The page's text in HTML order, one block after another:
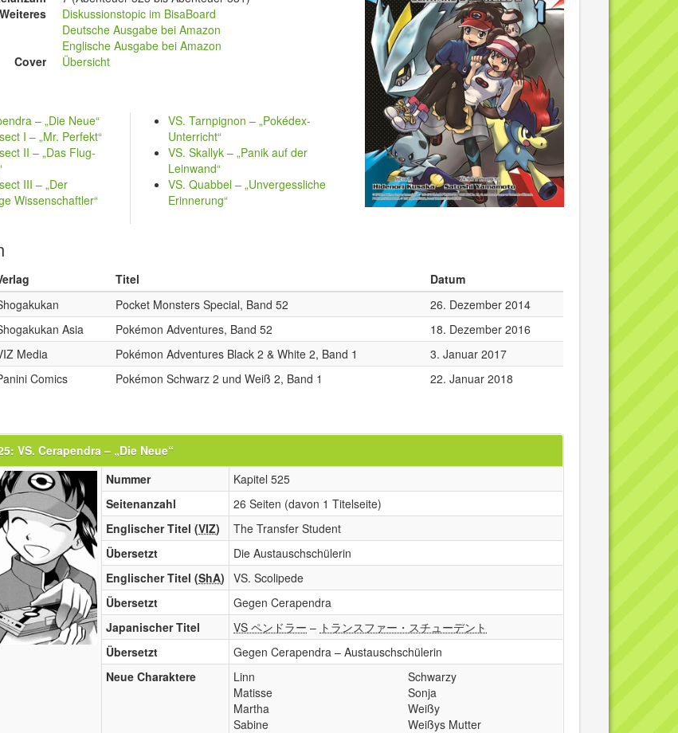
Weiteres
Diskussionstopic im BisaBoard
Deutsche Ausgabe bei Amazon
Englische Ausgabe bei Amazon
Cover
Übersicht
– „Die Neue“
I – „Mr. Perfekt“
II – „Das Flug-
III – „Der
Wissenschaftler“
VS. Tarnpignon – „Pokédex-
Unterricht“
VS. Skallyk – „Panik auf der
Leinwand“
VS. Quabbel – „Unvergessliche
Erinnerung“
Titel
Datum
Pocket Monsters Special, Band 52
26. Dezember 2014
Asia Pokémon Adventures, Band 52
18. Dezember 2016
Media Pokémon Adventures Black 2 & White 2, Band 1
3. Januar 2017
Comics Pokémon Schwarz 2 und Weiß 2, Band 1 22. Januar 2018
VS. Cerapendra – „Die Neue“
Nummer
Kapitel 525
Seitenanzahl
26 Seiten (davon 1 Titelseite)
Englischer Titel (VIZ)
The Transfer Student
Übersetzt
Die Austauschschülerin
Englischer Titel (ShA)
VS. Scolipede
Übersetzt
Gegen Cerapendra
Japanischer Titel
VS ペンドラー – トランスファー・スチューデント
Übersetzt
Gegen Cerapendra – Austauschschülerin
Neue Charaktere
Linn
Matisse
Martha
Sabine
Schwarzy
Sonja
Weißy
Weißys Mutter